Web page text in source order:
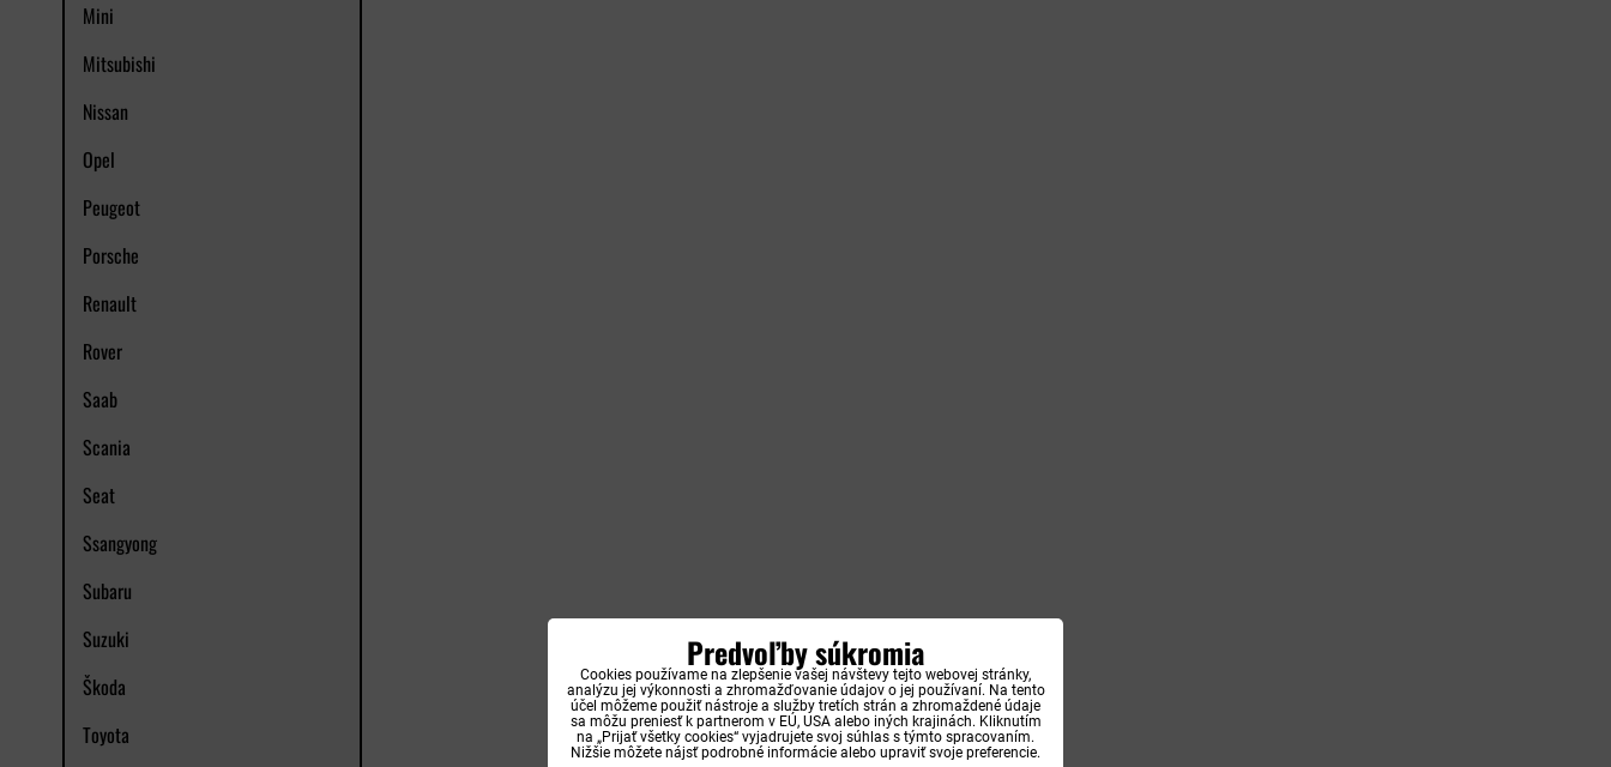
Mini
Mitsubishi
Nissan
Opel
Peugeot
Porsche
Renault
Rover
Saab
Scania
Seat
Ssangyong
Subaru
Suzuki
Škoda
Toyota
Predvoľby súkromia
Cookies používame na zlepšenie vašej návštevy tejto webovej stránky,
analýzu jej výkonnosti a zhromažďovanie údajov o jej používaní. Na tento
účel môžeme použiť nástroje a služby tretích strán a zhromaždené údaje
sa môžu preniesť k partnerom v EÚ, USA alebo iných krajinách. Kliknutím
na „Prijať všetky cookies“ vyjadrujete svoj súhlas s týmto spracovaním.
Nižšie môžete nájsť podrobné informácie alebo upraviť svoje preferencie.